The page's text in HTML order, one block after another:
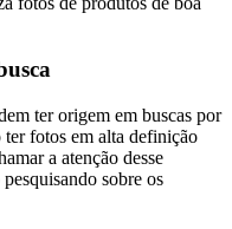
ter origem em buscas por
ter fotos em alta definição
a atenção desse
sobre os